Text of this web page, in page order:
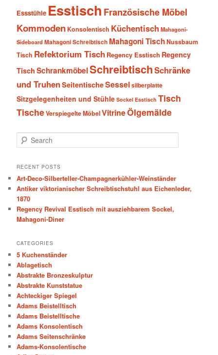
Essstühle Esstisch Französische Möbel
Kommoden Konsolentisch Küchentisch Mahagoni-
SideboardMahagoni Schreibtisch Mahagoni TischNussbaum
Tisch Refektorium Tisch Regency Esstisch Regency
Tisch SchrankmöbelSchreibtischSchränke
und TruhenSeitentischeSesselsilberplatte
Sitzgelegenheiten und Stühle Sockel Esstisch Tisch
TischeVerspiegelte MöbelVitrineÖlgemälde
e
r
h
RECENT POSTS
Art-Deco-Silberteller-Champagnerkühler-Weinständer
Antiker viktorianischer Schreibtischstuhl aus Eichenleder,
1870
Regency Revival Esstisch mit ausziehbarem Sockel,
Mahagoni-Diner
CATEGORIES
5 Kuchenständer
Ablagetisch
Abstrakte Bronzeskulptur
Abstrakte Kunststatue
Achteckiger Spiegel
Adams Beistelltisch
Adams Beistelltische
Adams Konsolentisch
Adams Seitenschränke
Adams-Konsolentische